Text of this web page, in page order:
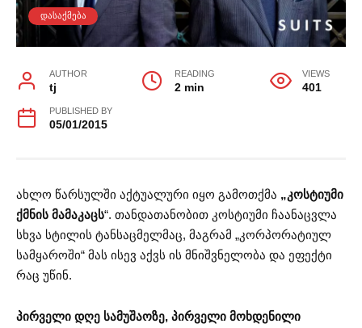
ᲓᲐᲡᲐᲥᲛᲔᲑᲐ
AUTHOR
tj
READING
2 min
VIEWS
401
PUBLISHED BY
05/01/2015
ახლო წარსულში აქტუალური იყო გამოთქმა „კოსტიუმი
ქმნის მამაკაცს“. თანდათანობით კოსტიუმი ჩაანაცვლა
სხვა სტილის ტანსაცმელმაც, მაგრამ „კორპორატიულ
სამყაროში“ მას ისევ აქვს ის მნიშვნელობა და ეფექტი
რაც უწინ.
პირველი დღე სამუშაოზე, პირველი მოხდენილი